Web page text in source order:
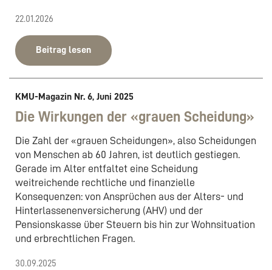
22.01.2026
Beitrag lesen
KMU-Magazin Nr. 6, Juni 2025
Die Wirkungen der «grauen Scheidung»
Die Zahl der «grauen Scheidungen», also Scheidungen
von Menschen ab 60 Jahren, ist deutlich gestiegen.
Gerade im Alter entfaltet eine Scheidung
weitreichende rechtliche und finanzielle
Konsequenzen: von Ansprüchen aus der Alters- und
Hinterlassenenversicherung (AHV) und der
Pensionskasse über Steuern bis hin zur Wohnsituation
und erbrechtlichen Fragen.
30.09.2025